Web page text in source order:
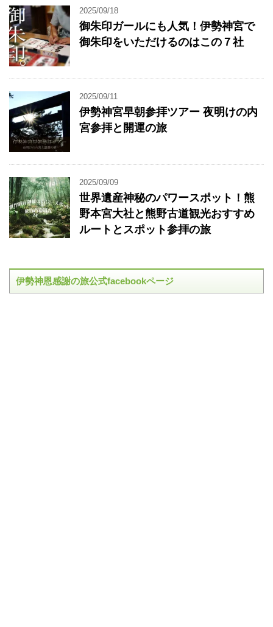
2025/09/18
御朱印ガールにも人気！伊勢神宮で
御朱印をいただけるのはこの７社
2025/09/11
伊勢神宮早朝参拝ツアー 夜明けの内
宮参拝と開運の旅
2025/09/09
世界遺産神秘のパワースポット！熊
野本宮大社と熊野古道観光おすすめ
ルートとスポット参拝の旅
伊勢神恩感謝の旅公式facebookページ